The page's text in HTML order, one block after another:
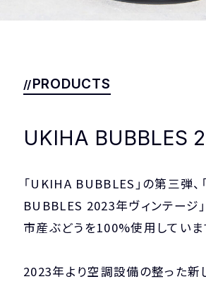
CONTACT JA|
COMPANY
PRODUCTS
UKIHA BUBBLES
「UKIHA BUBBLES」の第三弾、
BUBBLES 2023年ヴィンテージ
市産ぶどうを100%使用していま
2023年より空調設備の整った新